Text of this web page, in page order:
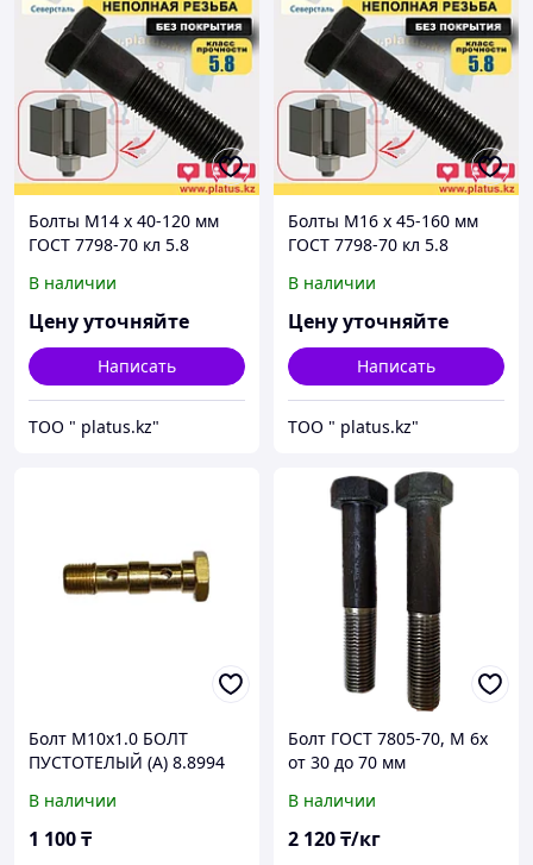
Болты М14 х 40-120 мм
ГОСТ 7798-70 кл 5.8
покрытия)
В наличии
Цену уточняйте
Написать
ТОО " platus.kz"
Болты М16 х 45-160 мм
ГОСТ 7798-70 кл 5.8
покрытия)
В наличии
Цену уточняйте
Написать
ТОО " platus.kz"
Болт М10х1.0 БОЛТ
ПУСТОТЕЛЫЙ (А) 8.8994
В наличии
1 100₸
Болт ГОСТ 7805-70, М 6х
от 30 до 70 мм
В наличии
2 120₸/кг